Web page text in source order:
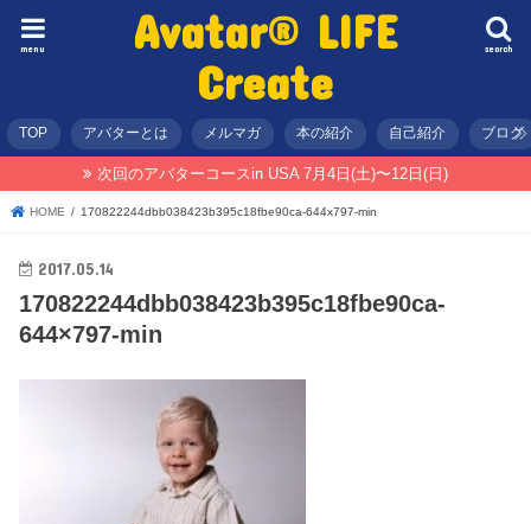
Avatar® LIFE
Create
search
menu
TOP アバターとは メルマガ 本の紹介 自己紹介 ブログ
次回のアバターコースin USA 7月4日(土)〜12日(日)
HOME 170822244dbb038423b395c18fbe90ca-644x797-min
2017.05.14
170822244dbb038423b395c18fbe90ca-
644×797-min